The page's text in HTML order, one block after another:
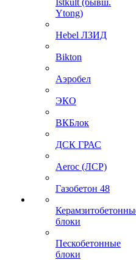
Istkult (бывш.
Ytong)
Hebel ЛЗИД
Bikton
Аэробел
ЭКО
ВКБлок
ДСК ГРАС
Aeroc (ЛСР)
Газобетон 48
блоки
Пескобетонные
блоки